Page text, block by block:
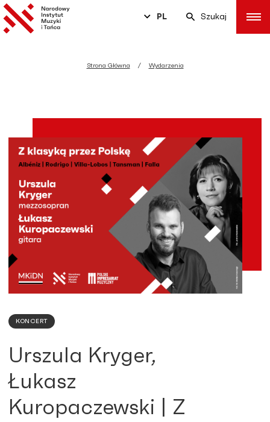
PL Szukaj
Strona Główna Wydarzenia
KONCERT
Urszula Kryger,
Łukasz
Kuropaczewski | Z